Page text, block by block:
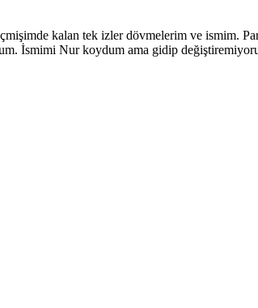
kalan tek izler dövmelerim ve ismim.
İsmimi Nur koydum ama gidip